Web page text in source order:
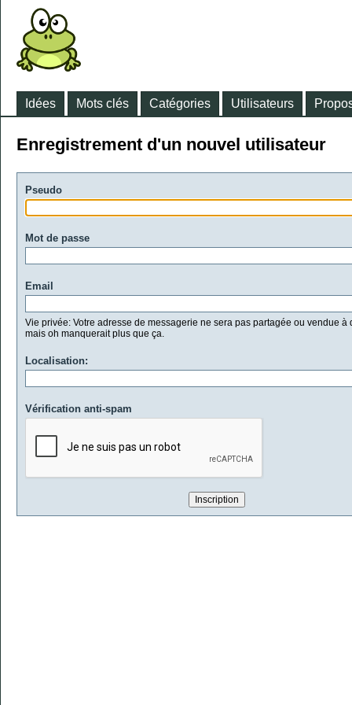
Idées Mots clés Catégories Utilisateurs
Enregistrement d'un nouvel utilisateur
Pseudo
Mot de passe
Email
Vie privée: Votre adresse de messagerie ne sera pas partagée ou vendue à
mais oh manquerait plus que ça.
Localisation:
Vérification anti-spam